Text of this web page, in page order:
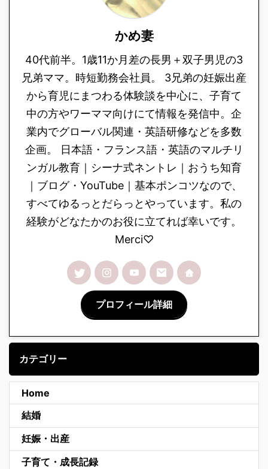
かめ妻
40代前半。1歳11か月差の長男＋双子男児の3
兄弟ママ。時短勤務会社員。 3兄弟の妊娠出産
から育児にまつわる体験談を中心に、子育て
中の方やワーママ向けにて情報を発信中。企
業内でグローバル関連・英語研修などを多数
企画。 日本語・フランス語・英語のマルチリ
ンガル教育｜シーナ式ネントレ｜おうち知育
｜ブログ・YouTube｜基本ポンコツなので、
すべてゆるっとだらっとやっています。私の
経験がどなたかのお役に立てれば幸いです。
Merci♡
プロフィール詳細
カテゴリー
Home
結婚
妊娠・出産
子育て・成長記録